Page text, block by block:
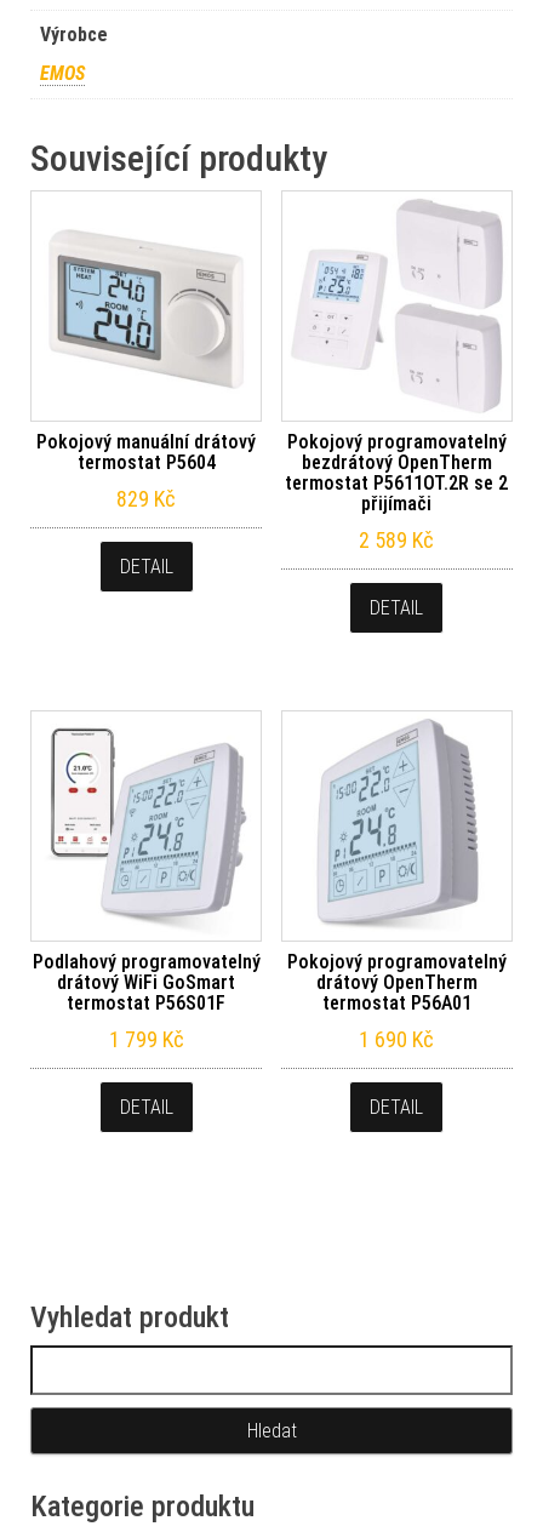
Výrobce
EMOS
Související produkty
Pokojový manuální drátový
termostat P5604
829 Kč
DETAIL
Pokojový programovatelný
bezdrátový OpenTherm
termostat P5611OT.2R se 2
přijímači
2 589 Kč
DETAIL
Podlahový programovatelný
drátový WiFi GoSmart
termostat P56S01F
1 799 Kč
DETAIL
Pokojový programovatelný
drátový OpenTherm
termostat P56A01
1 690 Kč
DETAIL
Vyhledat produkt
Kategorie produktu